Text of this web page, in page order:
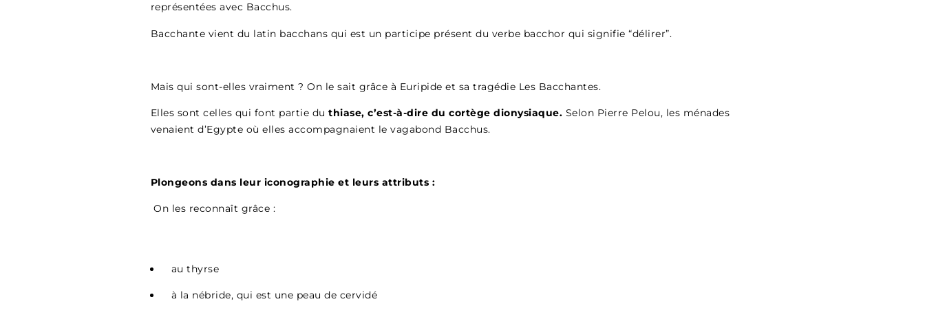
représentées avec Bacchus.
Bacchante vient du latin bacchans qui est un participe présent du verbe bacchor qui signifie “délirer”.
Mais qui sont-elles vraiment ? On le sait grâce à Euripide et sa tragédie Les Bacchantes.
Elles sont celles qui font partie duthiase, c’est-à-dire du cortège dionysiaque. Selon Pierre Pelou, les ménades
venaient d’Egypte où elles accompagnaient le vagabond Bacchus.
Plongeons dans leur iconographie et leurs attributs :
On les reconnaît grâce :
au thyrse
à la nébride, qui est une peau de cervidé